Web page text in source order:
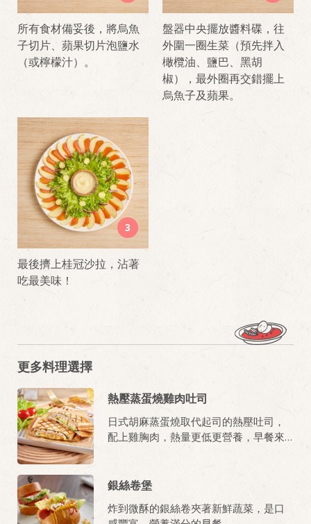
所有食材備妥後，將烏魚
子切片、蘋果切片泡鹽水
（或檸檬汁）。
盤器中央擺放醬料碟，往
外圍一圈生菜（預先拌入
橄欖油、鹽巴、黑胡
椒），最外圈再交錯擺上
烏魚子及蘋果。
3
最後擠上桂冠沙拉，沾著
吃最美味！
更多料理選擇
熱壓蒸蛋燒雞肉吐司
日式胡麻蒸蛋燒取代起司的熱壓吐司，
配上雞胸肉，熱量更低更營養，早餐來
銀絲卷堡
炸到微酥的銀絲卷夾著新鮮蔬菜，是口